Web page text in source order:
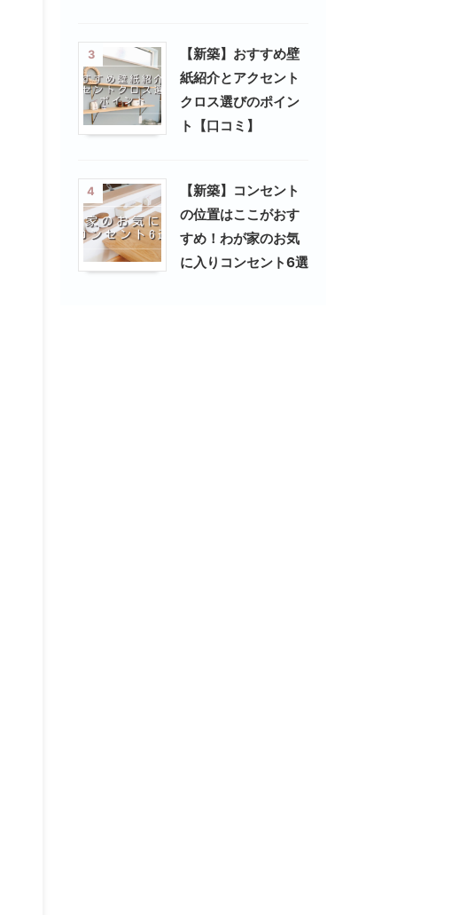
3
【新築】おすすめ壁
紙紹介とアクセント
クロス選びのポイン
ト【口コミ】
4
【新築】コンセント
の位置はここがおす
すめ！わが家のお気
に入りコンセント6選